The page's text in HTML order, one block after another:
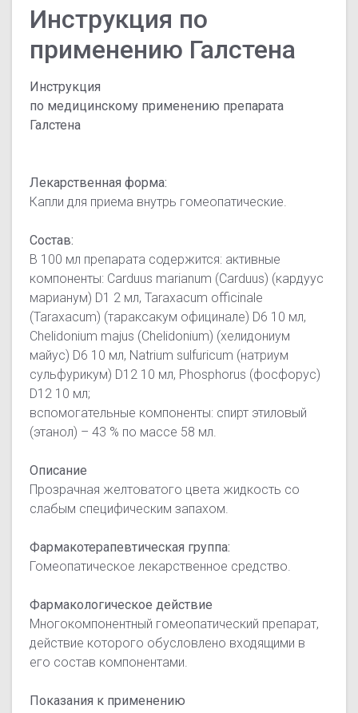
Инструкция по
применению Галстена
Инструкция
по медицинскому применению препарата
Галстена
Лекарственная форма:
Капли для приема внутрь гомеопатические.
Состав:
В 100 мл препарата содержится: активные
компоненты: Carduus marianum (Carduus) (кардуус
марианум) D1 2 мл, Taraxacum officinale
(Taraxacum) (тараксакум официнале) D6 10 мл,
Chelidonium majus (Chelidonium) (хелидониум
майус) D6 10 мл, Natrium sulfuricum (натриум
сульфурикум) D12 10 мл, Phosphorus (фосфорус)
D12 10 мл;
вспомогательные компоненты: спирт этиловый
(этанол) – 43 % по массе 58 мл.
Описание
Прозрачная желтоватого цвета жидкость со
слабым специфическим запахом.
Фармакотерапевтическая группа:
Гомеопатическое лекарственное средство.
Фармакологическое действие
Многокомпонентный гомеопатический препарат,
действие которого обусловлено входящими в
его состав компонентами.
Показания к применению